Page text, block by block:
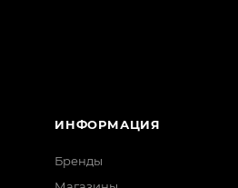
ИНФОРМАЦИЯ
Бренды